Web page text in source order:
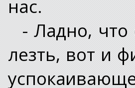
нас.
- Ладно, что
лезть, вот и